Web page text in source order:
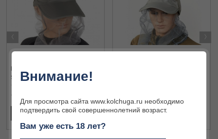
STRATUS 03 р. L
1 972 ₽
В КОРЗИНУ В КОРЗИНУ
‹ ›
Внимание!
Для просмотра сайта www.kolchuga.ru необходимо
подтвердить свой совершеннолетний возраст.
Вам уже есть 18 лет?